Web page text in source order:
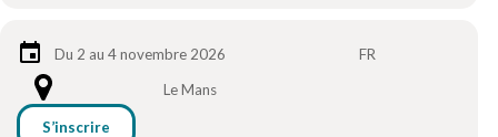
Du 2 au 4 novembre 2026
FR
Le Mans
S’inscrire